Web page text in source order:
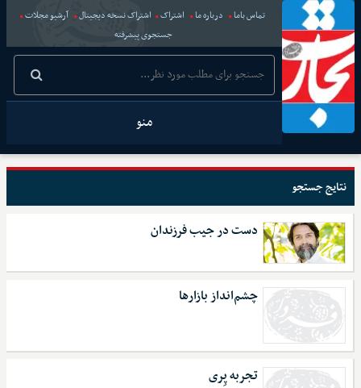
تماس باما درباره ما اشتراک اشتراک نسخه دیجیتال
آرشیو مجلات
جستجوی پیشرفته
منو
نتایج جستجو
دست در جیب فرزندان
چشم‌انداز بازارها
تجربه پِری